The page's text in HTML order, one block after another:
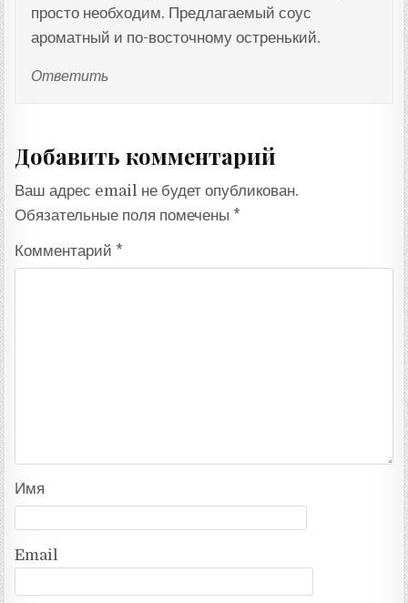
просто необходим. Предлагаемый соус
ароматный и по-восточному остренький.
Ответить
Добавить комментарий
Ваш адрес email не будет опубликован.
Обязательные поля помечены *
Комментарий *
Имя
Email